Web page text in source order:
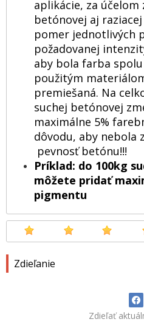
aplikácie, za účelom
betónovej aj
pomer jednotlivých
požadovanej
aby bola farba spolu
použitým
premiešaná. Na
suchej betónovej
maximálne 5%
dôvodu, aby nebola
pevnosť betónu!!!
Príklad: do 100kg
môžete pridať
pigmentu
Zdieľanie
Zdieľať